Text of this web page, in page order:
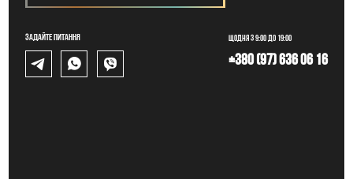
Задайте питання Щодня з 9:00 до 19:00
+380 (97) 636 06 16